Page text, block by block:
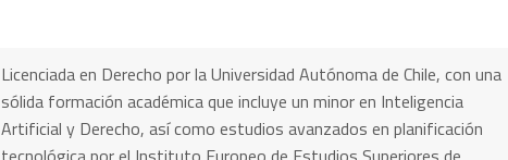
Licenciada en Derecho por la Universidad Autónoma de Chile, con una
sólida formación académica que incluye un minor en Inteligencia
Artificial y Derecho, así como estudios avanzados en planificación